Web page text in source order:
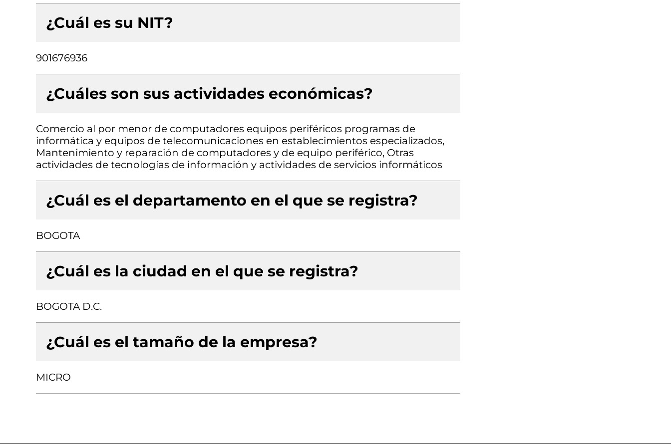
¿Cuál es su NIT?
901676936
¿Cuáles son sus actividades económicas?
Comercio al por menor de computadores equipos periféricos programas de
informática y equipos de telecomunicaciones en establecimientos especializados,
Mantenimiento y reparación de computadores y de equipo periférico, Otras
actividades de tecnologías de información y actividades de servicios informáticos
¿Cuál es el departamento en el que se registra?
BOGOTA
¿Cuál es la ciudad en el que se registra?
BOGOTA D.C.
¿Cuál es el tamaño de la empresa?
MICRO